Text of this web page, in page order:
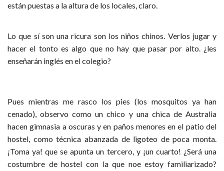
están puestas a la altura de los locales, claro.
Lo que sí son una ricura son los niños chinos. Verlos jugar y
hacer el tonto es algo que no hay que pasar por alto. ¿les
enseñarán inglés en el colegio?
Pues mientras me rasco los pies (los mosquitos ya han
cenado), observo como un chico y una chica de Australia
hacen gimnasia a oscuras y en paños menores en el patio del
hostel, como técnica abanzada de ligoteo de poca monta.
¡Toma ya! que se apunta un tercero, y ¡un cuarto! ¿Será una
costumbre de hostel con la que noe estoy familiarizado?